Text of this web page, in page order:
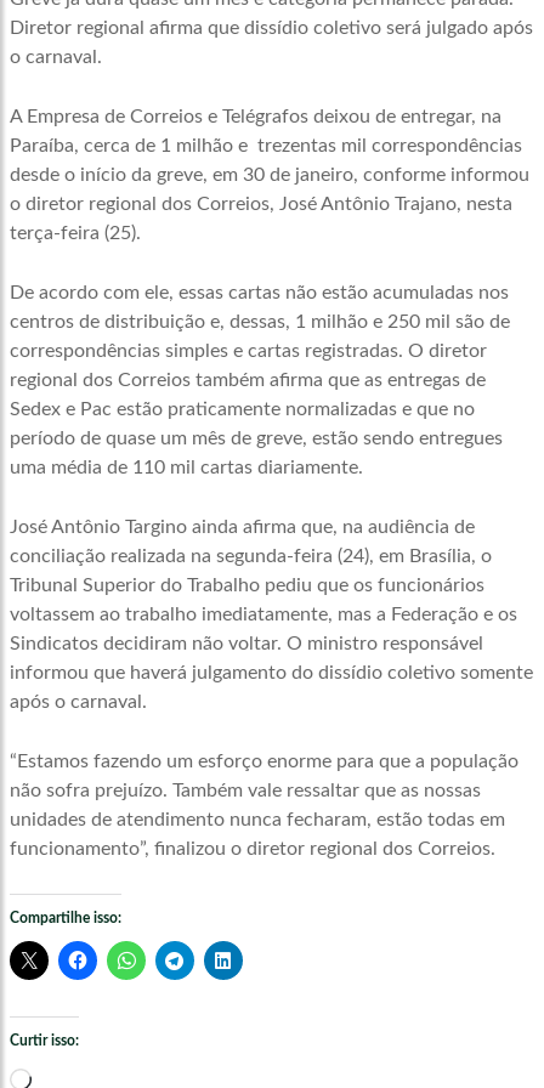
Diretor regional afirma que dissídio coletivo será julgado após
o carnaval.
A Empresa de Correios e Telégrafos deixou de entregar, na
Paraíba, cerca de 1 milhão e trezentas mil correspondências
desde o início da greve, em 30 de janeiro, conforme informou
o diretor regional dos Correios, José Antônio Trajano, nesta
terça-feira (25).
De acordo com ele, essas cartas não estão acumuladas nos
centros de distribuição e, dessas, 1 milhão e 250 mil são de
correspondências simples e cartas registradas. O diretor
regional dos Correios também afirma que as entregas de
Sedex e Pac estão praticamente normalizadas e que no
período de quase um mês de greve, estão sendo entregues
uma média de 110 mil cartas diariamente.
José Antônio Targino ainda afirma que, na audiência de
conciliação realizada na segunda-feira (24), em Brasília, o
Tribunal Superior do Trabalho pediu que os funcionários
voltassem ao trabalho imediatamente, mas a Federação e os
Sindicatos decidiram não voltar. O ministro responsável
informou que haverá julgamento do dissídio coletivo somente
após o carnaval.
“Estamos fazendo um esforço enorme para que a população
não sofra prejuízo. Também vale ressaltar que as nossas
unidades de atendimento nunca fecharam, estão todas em
funcionamento”, finalizou o diretor regional dos Correios.
Compartilhe isso:
Curtir isso:
Carregando...